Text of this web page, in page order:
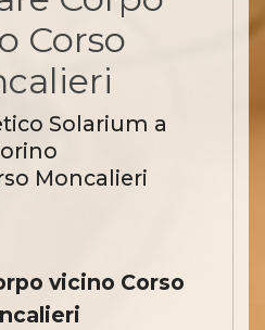
Corso
Solarium a
Moncalieri
vicino Corso